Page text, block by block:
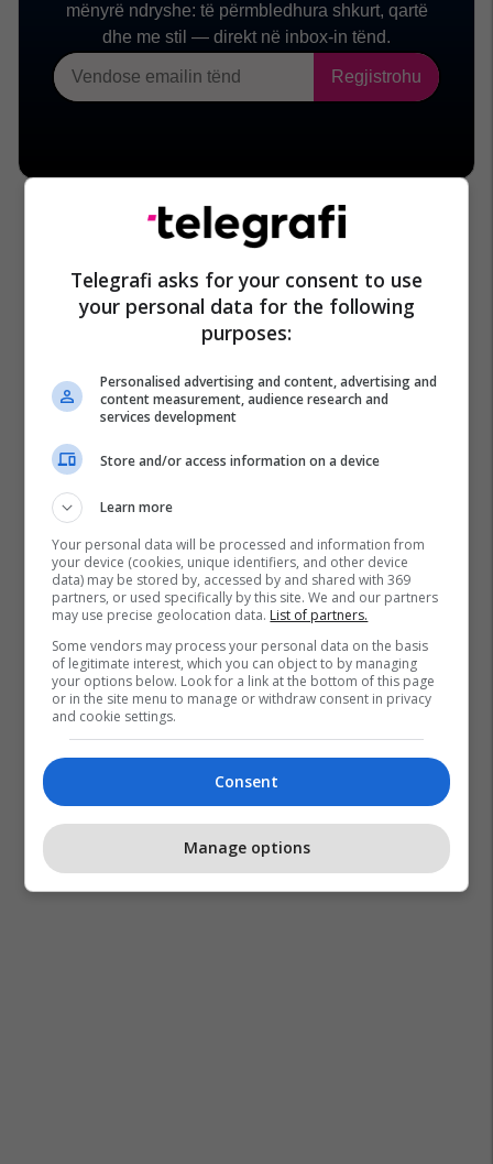
Telegrafi asks for your consent to use
your personal data for the following
purposes:
Personalised advertising and content, advertising and
content measurement, audience research and
services development
Store and/or access information on a device
Learn more
Your personal data will be processed and information from
your device (cookies, unique identifiers, and other device
data) may be stored by, accessed by and shared with 369
partners, or used specifically by this site. We and our partners
may use precise geolocation data. List of partners.
Some vendors may process your personal data on the basis
of legitimate interest, which you can object to by managing
your options below. Look for a link at the bottom of this page
or in the site menu to manage or withdraw consent in privacy
and cookie settings.
Consent
Manage options